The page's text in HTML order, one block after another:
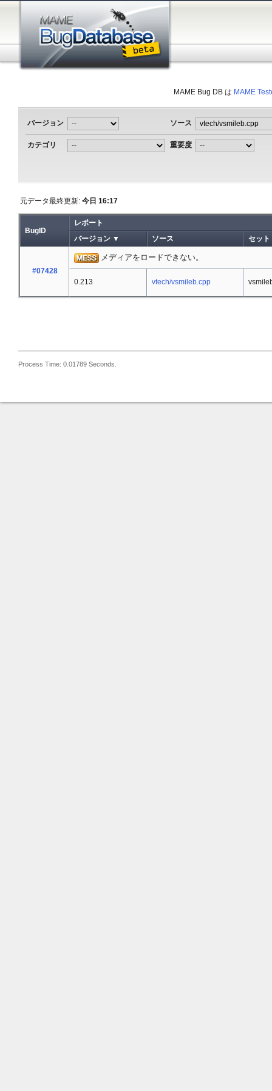
MAME Bug DB は MAME
バージョン ソース
カテゴリ 重要度
元データ最終更新: 今日 16:17
BugID
レポート
バージョン ▼
ソース セット
#07428
メディアをロードできない。
0.213 vtech/vsmileb.cpp
Process Time: 0.01789 Seconds.